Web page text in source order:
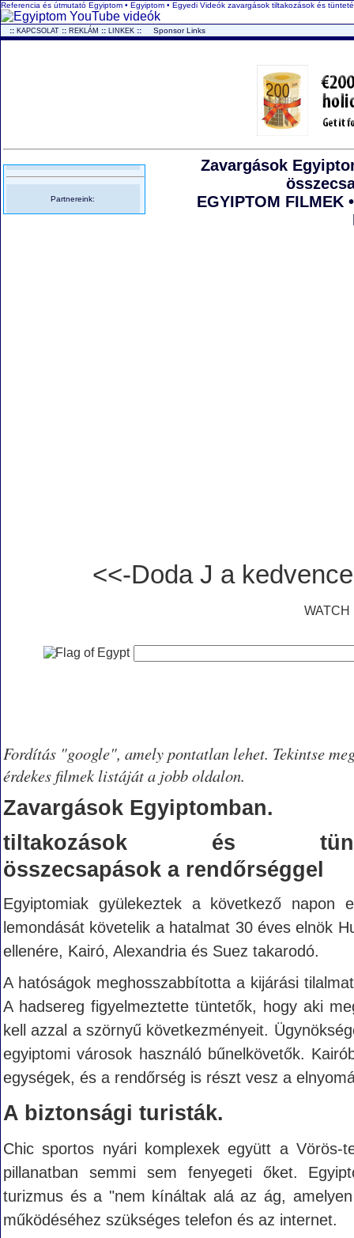
Referencia és útmutató Egyiptom • Egyiptom • Egyedi Videók zavargások tiltakozások és
:: KAPCSOLAT :: REKLÁM :: LINKEK :: Sponsor Links
Partnereink:
Zavargások
EGYIPTOM FILMEK
<<-Doda J a
WATCH
Fordítás "google", amely pontatlan lehet. Tekintse
érdekes filmek listáját a jobb oldalon.
Zavargások Egyiptomban.
tiltakozások és
összecsapások a rendőrséggel
Egyiptomiak gyülekeztek a következő napon
lemondását követelik a hatalmat 30 éves elnök
ellenére, Kairó, Alexandria és Suez takarodó.
A hatóságok meghosszabbította a kijárási
A hadsereg figyelmeztette tüntetők, hogy aki
kell azzal a szörnyű következményeit.
egyiptomi városok használó bűnelkövetők.
egységek, és a rendőrség is részt vesz a
A biztonsági turisták.
Chic sportos nyári komplexek együtt a Vörös-
pillanatban semmi sem fenyegeti őket.
turizmus és a "nem kínáltak alá az ág,
működéséhez szükséges telefon és az internet.